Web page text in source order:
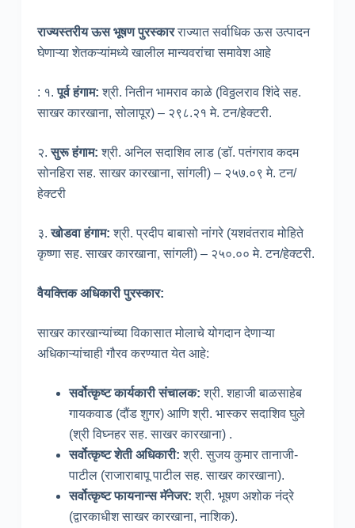
राज्यस्तरीय ऊस भूषण पुरस्कारराज्यात सर्वाधिक ऊस उत्पादन
घेणाऱ्या शेतकऱ्यांमध्ये खालील मान्यवरांचा समावेश आहे
: १.पूर्व हंगाम: श्री. नितीन भामराव काळे (विठ्ठलराव शिंदे सह.
साखर कारखाना, सोलापूर) – २९८.२१ मे. टन/हेक्टरी.
२.सुरू हंगाम: श्री. अनिल सदाशिव लाड (डॉ. पतंगराव कदम
सोनहिरा सह. साखर कारखाना, सांगली) – २५७.०९ मे. टन/
हेक्टरी
३.खोडवा हंगाम: श्री. प्रदीप बाबासो नांगरे (यशवंतराव मोहिते
कृष्णा सह. साखर कारखाना, सांगली) – २५०.०० मे. टन/हेक्टरी.
वैयक्तिक अधिकारी पुरस्कार:
साखर कारखान्यांच्या विकासात मोलाचे योगदान देणाऱ्या
अधिकाऱ्यांचाही गौरव करण्यात येत आहे:
सर्वोत्कृष्ट कार्यकारी संचालक: श्री. शहाजी बाळसाहेब
गायकवाड (दौंड शुगर) आणि श्री. भास्कर सदाशिव घुले
(श्री विघ्नहर सह. साखर कारखाना) .
सर्वोत्कृष्ट शेती अधिकारी: श्री. सुजय कुमार तानाजी-
पाटील (राजाराबापू पाटील सह. साखर कारखाना).
सर्वोत्कृष्ट फायनान्स मॅनेजर: श्री. भूषण अशोक नंद्रे
(द्वारकाधीश साखर कारखाना, नाशिक).